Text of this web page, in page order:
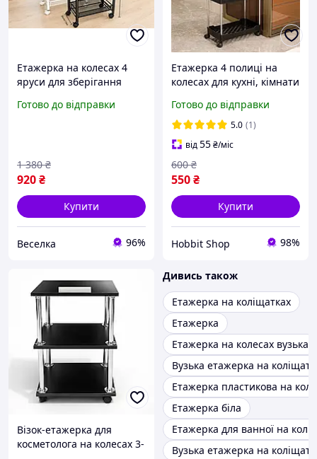
Етажерка на колесах 4
яруси для зберігання
компактна та мобільна
Готово до відправки
920₴
1 380 ₴
Купити
Веселка 96%
Етажерка 4 полиці на
колесах для кухні, кімнати
чорна, 35х19х89
Готово до відправки
5.0 (1)
від55₴/міс
550₴
600 ₴
Купити
Hobbit Shop 98%
Візок-етажерка для
косметолога на колесах 3-
Дивись також
Етажерка на коліщатках
Етажерка
Етажерка на колесах вузька
Вузька етажерка на
Етажерка пластикова на
Етажерка біла
Етажерка для ванної на
Вузька етажерка на